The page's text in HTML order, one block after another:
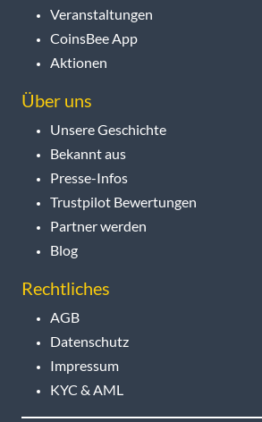
Veranstaltungen
CoinsBee App
Aktionen
Über uns
Unsere Geschichte
Bekannt aus
Presse-Infos
Trustpilot Bewertungen
Partner werden
Blog
Rechtliches
AGB
Datenschutz
Impressum
KYC & AML